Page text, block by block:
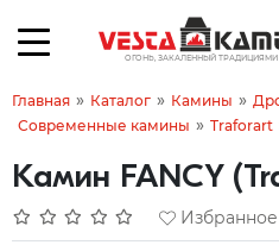
Главная » Каталог » Камины »
Современные камины » Traforart
Камин FANCY
Избранное